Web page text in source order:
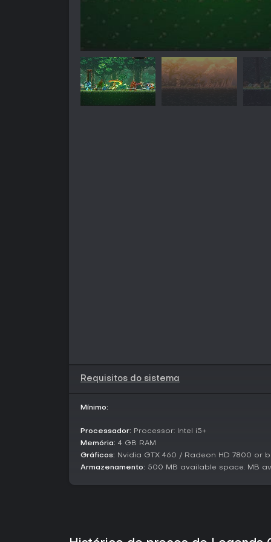
Requisitos do sistema
Mínimo:
Processador: Processor: Intel i5+
Memória: 4 GB RAM
Gráficos: Nvidia GTX 460 / Radeon HD 7800 or
Armazenamento: 500 MB available space. MB